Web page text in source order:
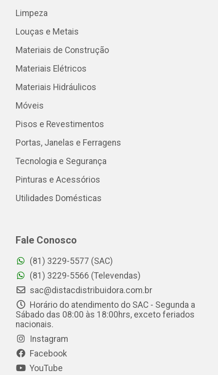
Limpeza
Louças e Metais
Materiais de Construção
Materiais Elétricos
Materiais Hidráulicos
Móveis
Pisos e Revestimentos
Portas, Janelas e Ferragens
Tecnologia e Segurança
Pinturas e Acessórios
Utilidades Domésticas
Fale Conosco
(81) 3229-5577 (SAC)
(81) 3229-5566 (Televendas)
sac@distacdistribuidora.com.br
Horário do atendimento do SAC - Segunda a
Sábado das 08:00 às 18:00hrs, exceto feriados
nacionais.
Instagram
Facebook
YouTube